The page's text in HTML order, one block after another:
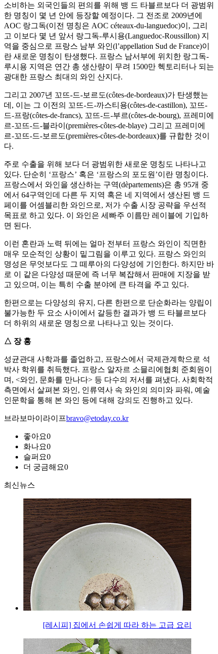
소비하는 외국인들의 편의를 위해 뱅 드 타블르보다 더 광범위
한 명칭이 몇 년 안에 등장할 예정이다. 그 전조로 2009년에
AOC 랑그독(이전 명칭은 AOC céteaux-du-languedoc)이, 그리
고 이보다 몇 년 앞서 랑그독-루시용(Languedoc-Roussillon) 지
역을 중심으로 프랑스 남부 와인(l’appellation Sud de France)이
란 새로운 명칭이 탄생했다. 프랑스 남서부에 위치한 랑그독-
루시용 지역은 연간 총 생산량이 무려 1500만 헥토리터나 되는
광대한 프랑스 최대의 와인 산지다.
그리고 2007년 꼬뜨-드-보르도(côtes-de-bordeaux)가 탄생했는
데, 이는 그 이전의 꼬뜨-드-까스티용(côtes-de-castillon), 꼬뜨-
드-프랑(côtes-de-francs), 꼬뜨-드-부르(côtes-de-bourg), 프레미에
르-꼬뜨-드-블라이(premières-côtes-de-blaye) 그리고 프레미에
르-꼬뜨-드-보르도(premières-côtes-de-bordeaux)를 규합한 것이
다.
주로 수출을 위해 보다 더 광범위한 새로운 명칭도 나타나고
있다. 단순히 ‘프랑스’ 혹은 ‘프랑스의 포도원’이란 명칭이다.
프랑스에서 와인을 생산하는 구역(dèpartements)은 총 95개 중
에서 64구역인데 다른 두 지역 혹은 네 지역에서 생산된 뱅 드
페이를 어셈블리한 와인으로, 저가 수출 시장 공략을 우선적
목표로 하고 있다. 이 와인은 세빠주 이름만 레이블에 기입하
면 된다.
이런 혼란과 노력 뒤에는 얼마 전부터 프랑스 와인이 직면한
매우 모순적인 상황이 밑그림을 이루고 있다. 프랑스 와인의
명성은 무엇보다도 그 떼루아의 다양성에 기인한다. 하지만 바
로 이 같은 다양성 때문에 즉 너무 복잡해서 판매에 지장을 받
고 있으며, 이는 특히 수출 분야에 큰 타격을 주고 있다.
한편으로는 다양성의 유지, 다른 한편으로 단순화라는 양립이
불가능한 두 요소 사이에서 갈등한 결과가 뱅 드 타블르보다
더 하위의 새로운 명칭으로 나타나고 있는 것이다.
△ 장 홍
성균관대 사학과를 졸업하고, 프랑스에서 국제관계학으로 석
박사 학위를 취득했다. 프랑스 알자르 소믈리에협회 준회원이
며, <와인, 문화를 만나다> 등 다수의 저서를 펴냈다. 사회학적
측면에서 살펴본 와인, 인류역사 속 와인의 의미와 파워, 예술
인문학을 통해 본 와인 등에 대해 강의도 진행하고 있다.
브라보마이라이프bravo@etoday.co.kr
좋아요0
화나요0
슬퍼요0
더 궁금해요0
최신뉴스
[레시피] 집에서 손쉽게 따라 하는 고급 요리